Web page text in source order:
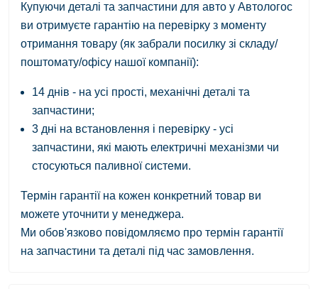
Купуючи деталі та запчастини для авто у Автологос
ви отримуєте гарантію на перевірку з моменту
отримання товару (як забрали посилку зі складу/
поштомату/офісу нашої компанії):
14 днів - на усі прості, механічні деталі та
запчастини;
3 дні на встановлення і перевірку - усі
запчастини, які мають електричні механізми чи
стосуються паливної системи.
Термін гарантії на кожен конкретний товар ви
можете уточнити у менеджера.
Ми обов'язково повідомляємо про термін гарантії
на запчастини та деталі під час замовлення.